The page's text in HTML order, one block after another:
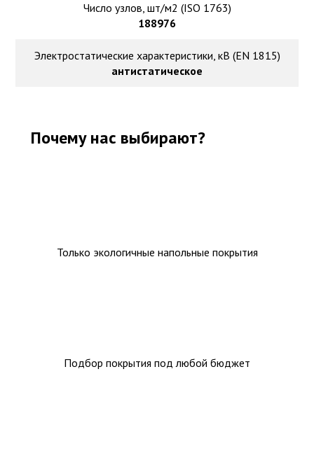
Число узлов, шт/м2 (ISO 1763)
188976
Электростатические характеристики, кВ (EN 1815)
антистатическое
Почему нас выбирают?
Только экологичные напольные покрытия
Подбор покрытия под любой бюджет